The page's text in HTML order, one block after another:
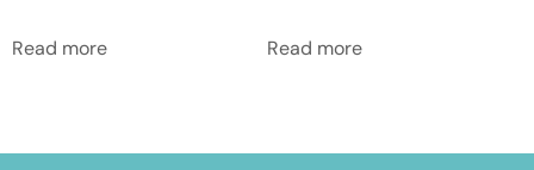
Read more Read more